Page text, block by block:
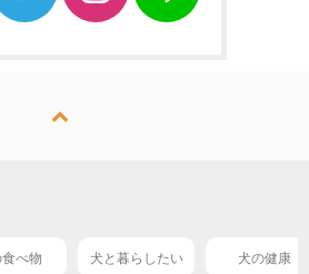
べ物 犬と暮らしたい 犬の健康